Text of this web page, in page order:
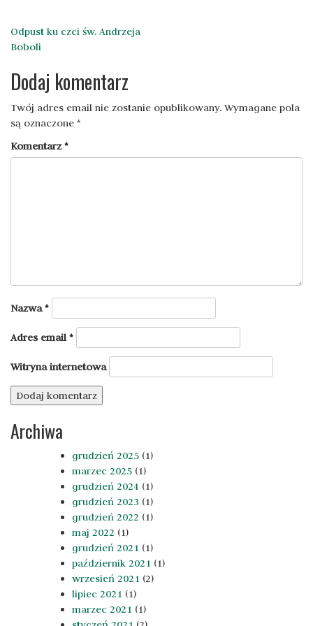
Nawigacja
wpisu
Odpust ku czci św. Andrzeja
Boboli
Dodaj komentarz
Twój adres email nie zostanie opublikowany. Wymagane pola
są oznaczone *
Komentarz*
Nazwa*
Adres email*
Witryna internetowa
Archiwa
grudzień 2025 (1)
marzec 2025 (1)
grudzień 2024 (1)
grudzień 2023 (1)
grudzień 2022 (1)
maj 2022 (1)
grudzień 2021 (1)
październik 2021 (1)
wrzesień 2021 (2)
lipiec 2021 (1)
marzec 2021 (1)